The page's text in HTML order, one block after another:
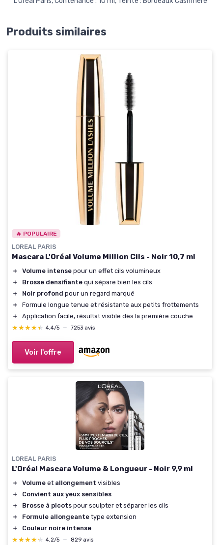
Produits similaires
🔥 POPULAIRE
LOREAL PARIS
Mascara L'Oréal Volume Million Cils - Noir 10,7 ml
＋ Volume intense pour un effet cils volumineux
＋
Brosse densifiante qui sépare bien les cils
＋
Noir profond pour un regard marqué
＋
Formule longue tenue et résistante aux petits frottements
＋
Application facile, résultat visible dès la première couche
★★★★★
★★★★★ 4,4/5 — 7253 avis
Voir l'offre
LOREAL PARIS
L'Oréal Mascara Volume & Longueur - Noir 9,9 ml
＋ Volume et allongement visibles
＋
Convient aux yeux sensibles
＋
Brosse à picots pour sculpter et séparer les cils
＋
Formule allongeante type extension
＋
Couleur noire intense
★★★★★
★★★★★ 4,2/5 — 829 avis